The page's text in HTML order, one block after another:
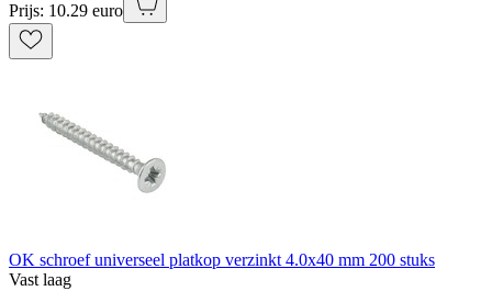
Prijs: 10.29 euro
OK schroef universeel platkop verzinkt 4.0x40 mm 200 stuks
Vast laag